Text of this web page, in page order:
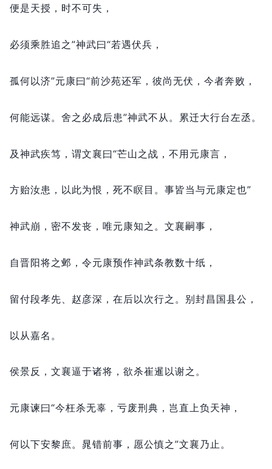
便是天授， 时不可失，
必须乘胜追之”神武曰“若遇伏兵，
孤何以济”元康曰“前沙苑还军， 彼尚无伏， 今者奔败，
何能远谋。 舍之必成后患”神武不从。 累迁大行台左丞。
及神武疾笃， 谓文襄曰“芒山之战， 不用元康言，
方贻汝患， 以此为恨， 死不瞑目。 事皆当与元康定也”
神武崩， 密不发丧， 唯元康知之。 文襄嗣事，
自晋阳将之邺， 令元康预作神武条教数十纸，
留付段孝先、赵彦深， 在后以次行之。 别封昌国县公，
以从嘉名。
侯景反， 文襄逼于诸将， 欲杀崔暹以谢之。
元康谏曰“今枉杀无辜， 亏废刑典， 岂直上负天神，
何以下安黎庶。 晁错前事， 愿公慎之”文襄乃止。